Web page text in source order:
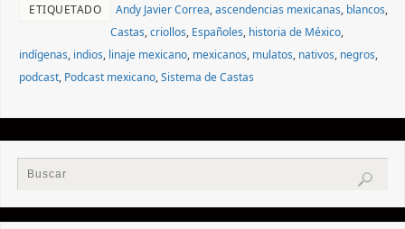
ETIQUETADO Andy Javier Correa,ascendencias mexicanas, blancos,
Castas,criollos, Españoles, historia de México,
indígenas, indios, linaje mexicano, mexicanos, mulatos, nativos, negros,
podcast, Podcast mexicano,Sistema de Castas